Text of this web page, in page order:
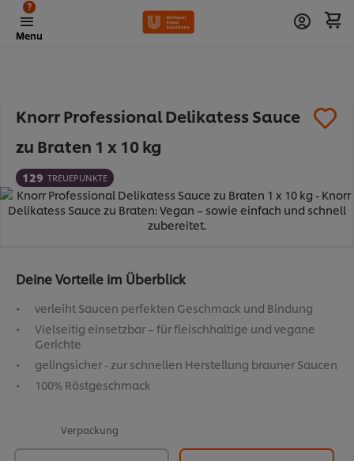
Menu
?
Knorr Professional Delikatess Sauce
zu Braten 1 x 10 kg
129 TREUEPUNKTE
Deine Vorteile im Überblick
verleiht Saucen perfekten Geschmack und Bindung
Vielseitig einsetzbar – für fleischhaltige und vegane
Gerichte
gelingsicher - zur schnellen Herstellung brauner Saucen
100% Röstgeschmack
Verpackung